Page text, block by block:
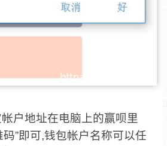
户地址在电脑上的赢呗里
”即可,钱包帐户名称可以任